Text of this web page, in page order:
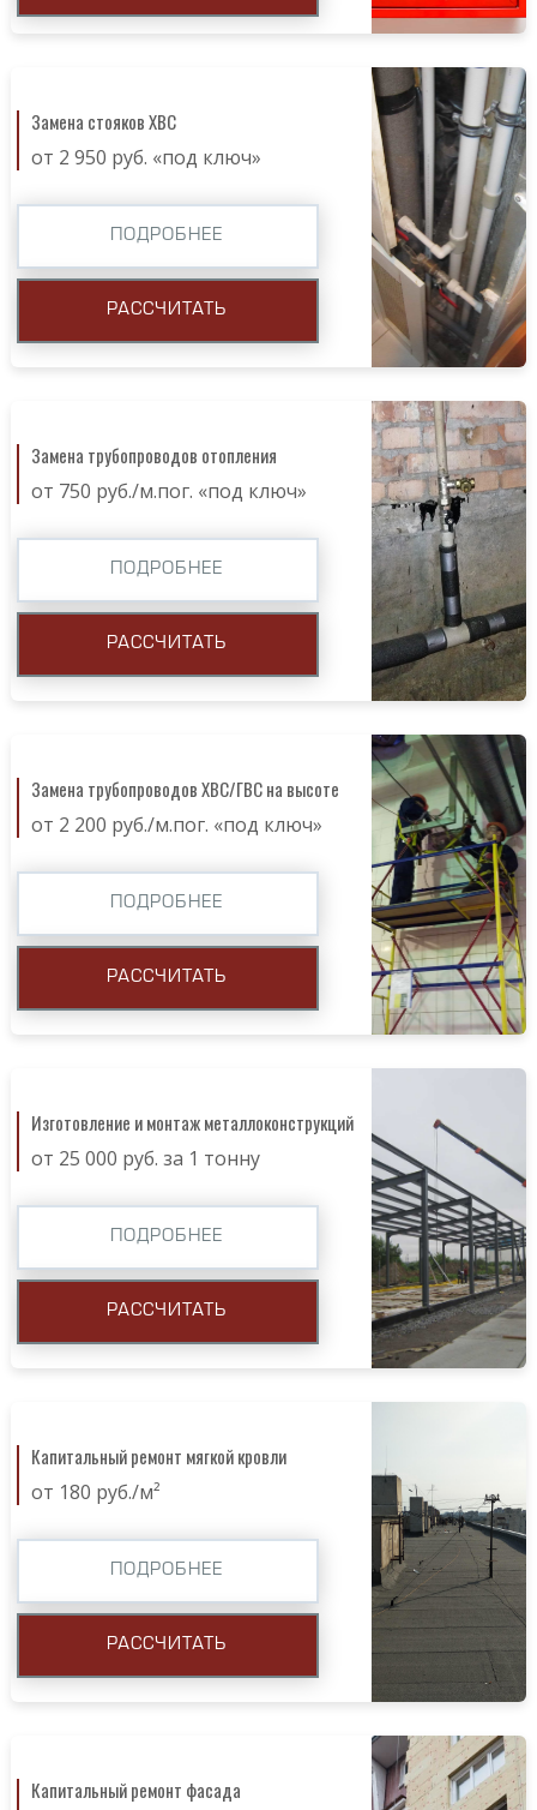
Замена стояков ХВС
от 2 950 руб. «под ключ»
ПОДРОБНЕЕ
РАССЧИТАТЬ
Замена трубопроводов отопления
от 750 руб./м.пог. «под ключ»
ПОДРОБНЕЕ
РАССЧИТАТЬ
Замена трубопроводов ХВС/ГВС на высоте
от 2 200 руб./м.пог. «под ключ»
ПОДРОБНЕЕ
РАССЧИТАТЬ
Изготовление и монтаж металлоконструкций
от 25 000 руб. за 1 тонну
ПОДРОБНЕЕ
РАССЧИТАТЬ
Капитальный ремонт мягкой кровли
от 180 руб./м²
ПОДРОБНЕЕ
РАССЧИТАТЬ
Капитальный ремонт фасада